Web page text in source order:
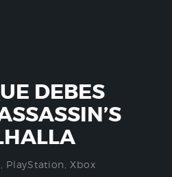
DEBES
PlayStation Xbox